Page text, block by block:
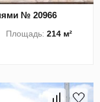
№ 20966
Площадь:214 м²